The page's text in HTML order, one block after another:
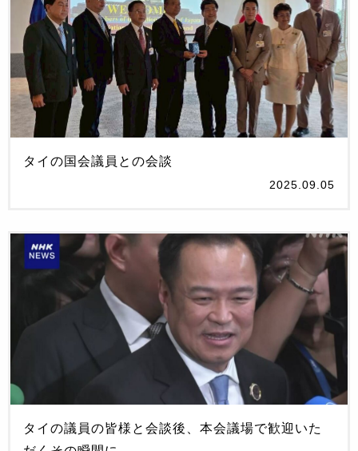
タイの国会議員との会談
2025.09.05
タイの議員の皆様と会談後、本会議場で歓迎いた